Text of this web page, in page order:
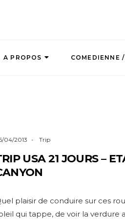
A PROPOS COMEDIENNE
04/2013 Trip
USA 21 JOURS –
plaisir de conduire sur ces
qui tappe, de voir la verdure